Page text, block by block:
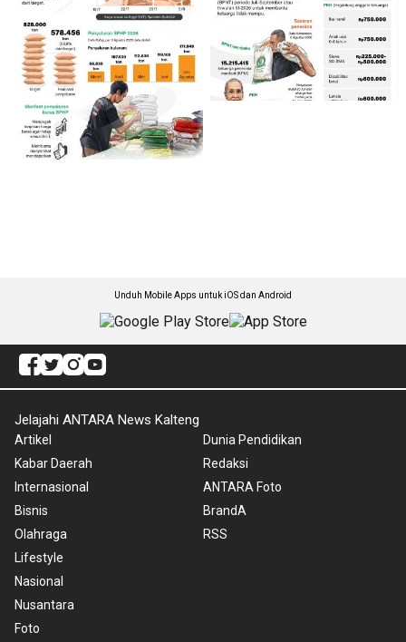
Unduh Mobile Apps untuk iOS dan Android
Jelajahi ANTARA News Kalteng
Artikel
Kabar Daerah
Internasional
Bisnis
Olahraga
Lifestyle
Nasional
Nusantara
Foto
Dunia Pendidikan
Redaksi
ANTARA Foto
BrandA
RSS